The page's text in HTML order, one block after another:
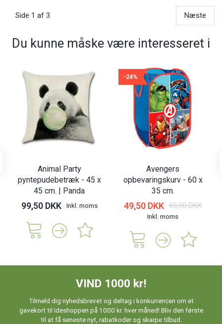
Side 1 af 3 Næste
Du kunne måske være interesseret i
Animal Party
pyntepudebetræk - 45 x
45 cm. | Panda
99,50 DKK Inkl. moms
-24%
Avengers
opbevaringskurv - 60 x
35 cm.
49,50 DKK 65,00 DKK
Inkl. moms
VIND 1000 kr!
Tilmeld dig nyhedsbrevet og deltag i konkurrencen om et
gavekort til Ideshoppen på 1000 kr. hver måned! Bliv den første
til at få seneste nyt, rabatkoder og skarpe tilbud.